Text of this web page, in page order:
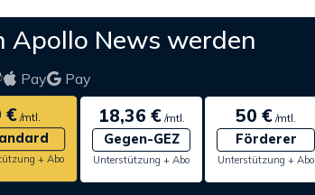
Apollo News werden
Pay Pay
€ /mtl.
+ Abo
18,36 €/mtl.
Gegen-GEZ
Unterstützung + Abo
50 € /mtl.
Förderer
Unterstützung + Abo